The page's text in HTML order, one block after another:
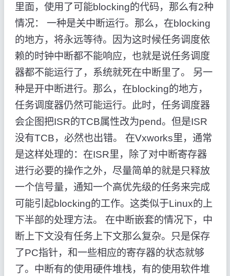
里面，使用了可能blocking的代码，那么有2种
情况： 一种是关中断运行。那么，在blocking
的地方，将永远等待。因为这时候任务调度依
赖的时钟中断都不能响应，也就是说任务调度
器都不能运行了，系统就死在中断里了。 另一
种是开中断进行。那么，在blocking的地方，
任务调度器仍然可能运行。此时，任务调度器
会企图把ISR的TCB属性改为pend。但是ISR
没有TCB，必然也出错。 在Vxworks里，通常
是这样处理的：在ISR里，除了对中断寄存器
进行必要的操作之外，尽量简单的就是只释放
一个信号量，通知一个高优先级的任务来完成
可能引起blocking的工作。这类似于Linux的上
下半部的处理方法。 在中断嵌套的情况下，中
断上下文没有任务上下文那么复杂。只是保存
了PC指针，和一些相应的寄存器的状态就够
了。中断有的使用硬件堆栈，有的使用软件堆